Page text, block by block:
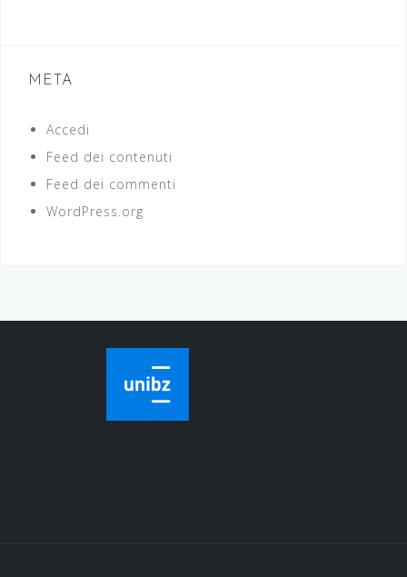
META
Accedi
Feed dei contenuti
Feed dei commenti
WordPress.org